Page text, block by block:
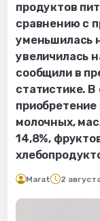
продуктов
сравнению с
уменьшилась
увеличилась
сообщили в
статистике. В
молочных,
14,8%,
Marat 2